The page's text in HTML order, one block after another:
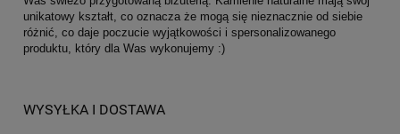
unikatowy kształt, co oznacza że mogą się nieznacznie od siebie
różnić, co daje poczucie wyjątkowości i spersonalizowanego
produktu, który dla Was wykonujemy :)
WYSYŁKA I DOSTAWA